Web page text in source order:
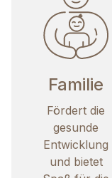
Familie
Fördert die
gesunde
Entwicklung
und bietet